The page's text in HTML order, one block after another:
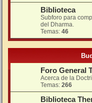
Biblioteca
Subforo para
del Dharma.
Temas: 46
Foro General
Acerca de la
Temas: 266
Biblioteca